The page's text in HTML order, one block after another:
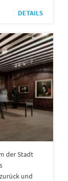
DETAILS
der Stadt
und